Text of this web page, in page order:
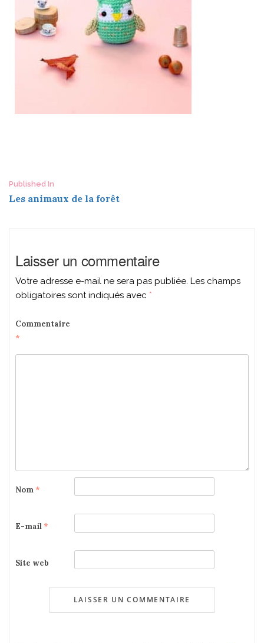
Post
Published In
Les animaux de la forêt
Laisser un commentaire
Votre adresse e-mail ne sera pas publiée. Les champs
obligatoires sont indiqués avec *
Commentaire
*
Nom *
E-mail *
Site web